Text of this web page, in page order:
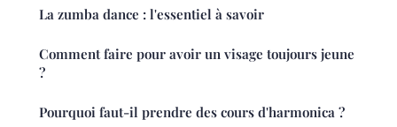
La zumba dance : l'essentiel à savoir
Comment faire pour avoir un visage toujours jeune
?
Pourquoi faut-il prendre des cours d'harmonica ?